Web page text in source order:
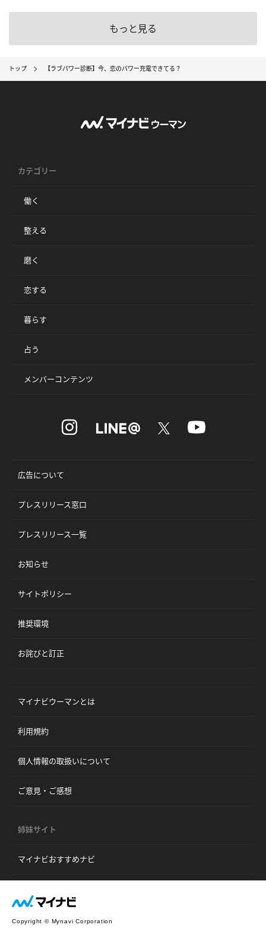
もっと見る
トップ 【ラブパワー診断】今、恋のパワー充電できてる？
カテゴリー
働く
整える
磨く
恋する
暮らす
占う
メンバーコンテンツ
広告について
プレスリリース窓口
プレスリリース一覧
お知らせ
サイトポリシー
推奨環境
お詫びと訂正
マイナビウーマンとは
利用規約
個人情報の取扱いについて
ご意見・ご感想
姉妹サイト
マイナビおすすめナビ
Copyright © Mynavi Corporation